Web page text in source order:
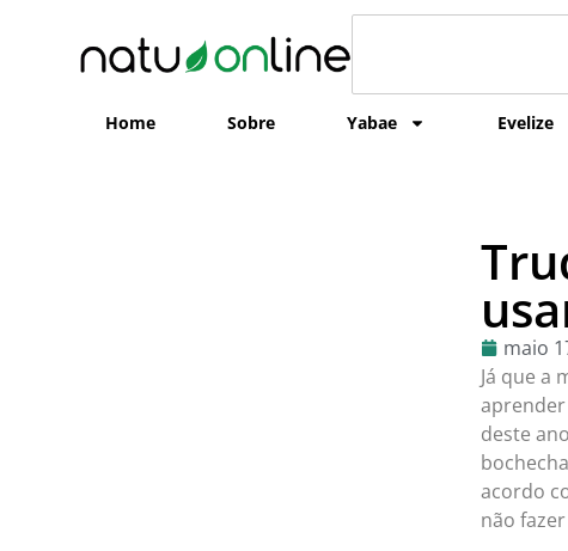
Home Sobre Yabae Evelize
maio
Já que a
aprender
deste
acordo
não